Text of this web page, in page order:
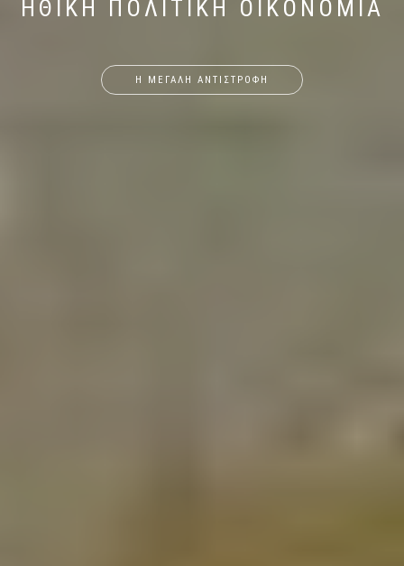
ΗΘΙΚΗ ΠΟΛΙΤΙΚΗ ΟΙΚΟΝΟΜΙΑ
Η ΜΕΓΑΛΗ ΑΝΤΙΣΤΡΟΦΗ